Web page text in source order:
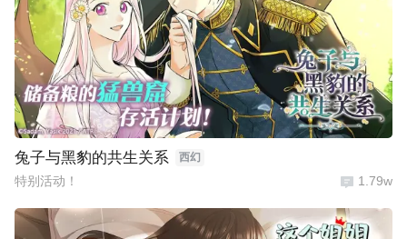
兔子与黑豹的共生关系 西幻
特别活动！ 1.79w